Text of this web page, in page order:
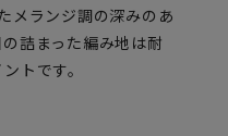
メランジ調の深みのあ
詰まった編み地は耐
トです。